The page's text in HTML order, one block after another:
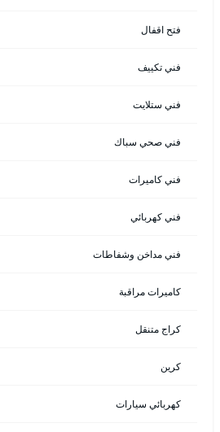
فتح اقفال
فني تكييف
فني ستلايت
فني صحي سباك
فني كاميرات
فني كهربائي
فني مداخن وشفاطات
كاميرات مراقبة
كراج متنقل
كرين
كهربائي سيارات